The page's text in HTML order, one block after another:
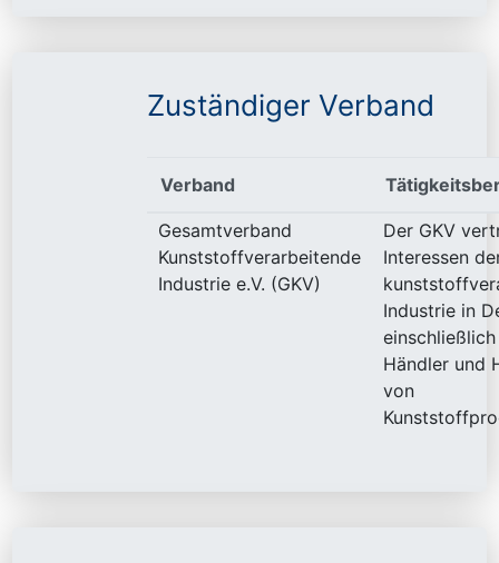
Zuständiger Verband
Verband
Gesamtverband
Kunststoffverarbeitende
Industrie e.V. (GKV)
Der GKV
Interessen
Industrie in
Händler und
von